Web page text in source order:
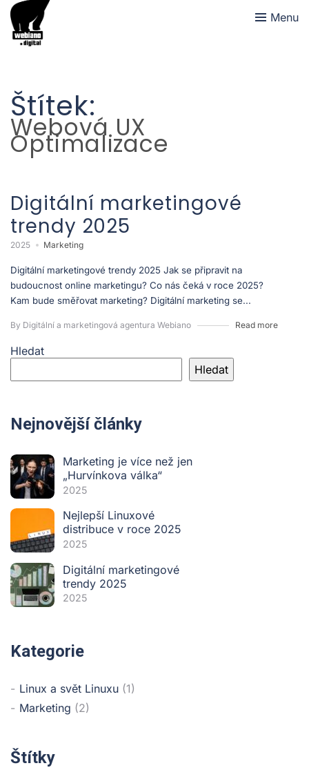
Menu
Štítek:
Webová UX
Optimalizace
Digitální marketingové
trendy 2025
2025 Marketing
Digitální marketingové trendy 2025 Jak se připravit na
budoucnost online marketingu? Co nás čeká v roce 2025?
Kam bude směřovat marketing? Digitální marketing se...
By Digitální a marketingová agentura Webiano Read more
Hledat
Hledat
Nejnovější články
Marketing je více než jen
„Hurvínkova válka“
2025
Nejlepší Linuxové
distribuce v roce 2025
2025
Digitální marketingové
trendy 2025
2025
Kategorie
Linux a svět Linuxu (1)
Marketing (2)
Štítky